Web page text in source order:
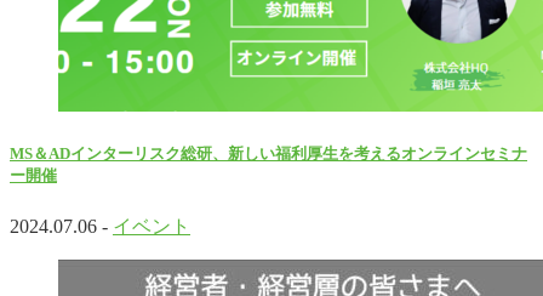
MS＆ADインターリスク総研、新しい福利厚生を考えるオンラインセミナ
ー開催
2024.07.06 - イベント